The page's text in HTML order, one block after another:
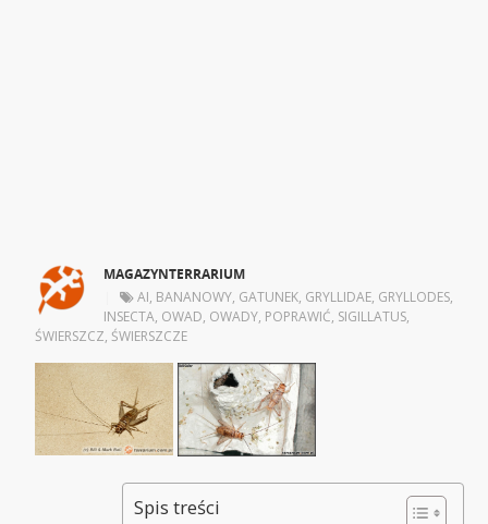
MAGAZYNTERRARIUM
AI, BANANOWY, GATUNEK, GRYLLIDAE, GRYLLODES,
INSECTA, OWAD, OWADY, POPRAWIĆ, SIGILLATUS,
ŚWIERSZCZ,ŚWIERSZCZE
Spis treści